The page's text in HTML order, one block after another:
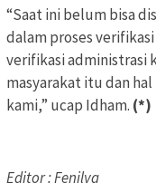
“Saat ini belum bisa
dalam proses
verifikasi administrasi
masyarakat itu dan
kami,” ucap Idham. (*)
Editor : Fenilya